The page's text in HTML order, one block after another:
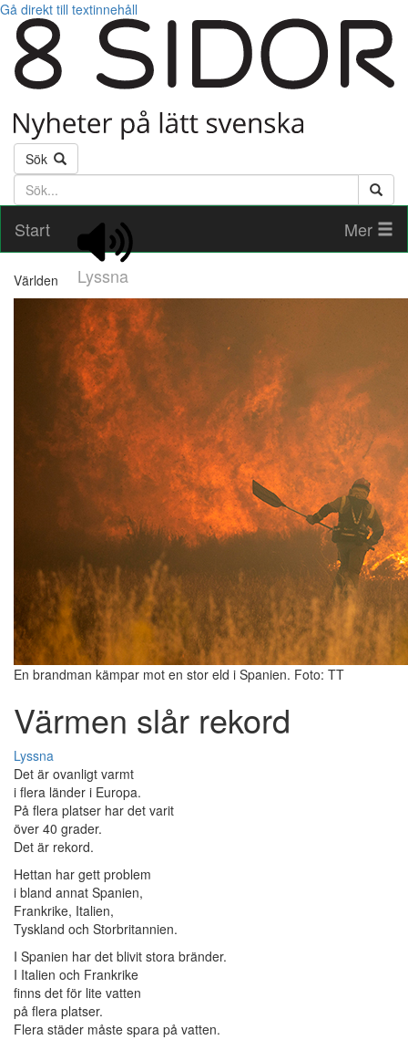
Gå direkt till textinnehåll
Sök
Söktext
Start
Lyssna
Mer
Världen
En brandman kämpar mot en stor eld i Spanien. Foto: TT
Värmen slår rekord
Lyssna
Det är ovanligt varmt
i flera länder i Europa.
På flera platser har det varit
över 40 grader.
Det är rekord.
Hettan har gett problem
i bland annat Spanien,
Frankrike, Italien,
Tyskland och Storbritannien.
I Spanien har det blivit stora bränder.
I Italien och Frankrike
finns det för lite vatten
på flera platser.
Flera städer måste spara på vatten.